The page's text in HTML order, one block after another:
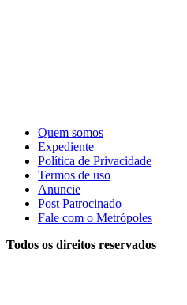
Quem somos
Expediente
Política de Privacidade
Termos de uso
Anuncie
Post Patrocinado
Fale com o Metrópoles
Todos os direitos reservados